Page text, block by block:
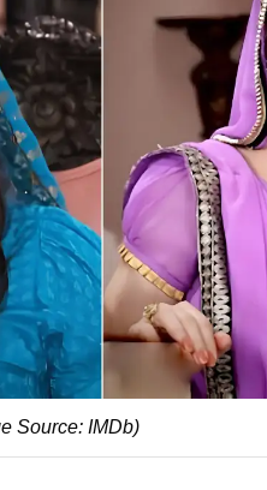
Source: IMDb)